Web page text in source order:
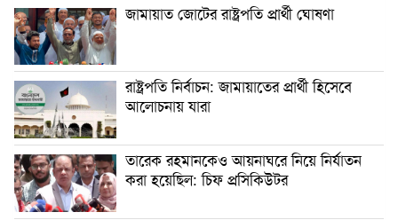
জামায়াত জোটের রাষ্ট্রপতি প্রার্থী ঘোষণা
রাষ্ট্রপতি নির্বাচন: জামায়াতের প্রার্থী হিসেবে
আলোচনায় যারা
তারেক রহমানকেও আয়নাঘরে নিয়ে নির্যাতন
করা হয়েছিল: চিফ প্রসিকিউটর